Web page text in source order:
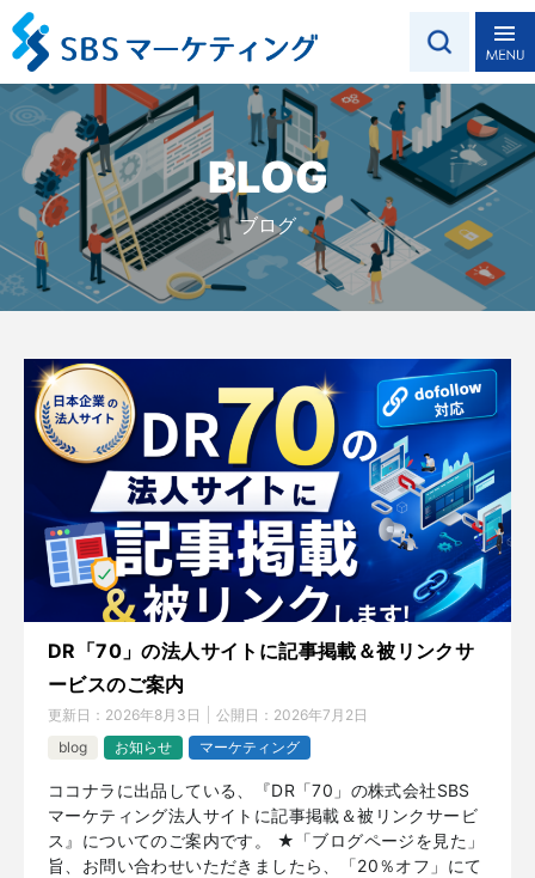
BLOG
ブログ
DR「70」の法人サイトに記事掲載＆被リンクサ
ービスのご案内
更新日： 2026年8月3日 公開日： 2026年7月2日
blog
お知らせ マーケティング
ココナラに出品している、『DR「70」の株式会社SBS
マーケティング法人サイトに記事掲載＆被リンクサービ
ス』についてのご案内です。 ★「ブログページを見た」
旨、お問い合わせいただきましたら、「20％オフ」にて